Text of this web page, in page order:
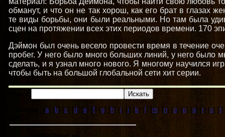
обманут, и что он не так хорош, как его брат в глазах
те виды борьбы, они были реальными. Но там была
сцен на протяжении всех этих периодов времени. 170
Дэймон был очень весело провести время в течение
пробег. У него было много больших линий, у него было
сделать, и я узнал много нового. Я многому научился
чтобы быть на большой глобальной сети хит серии.
a] [ b c d e f ] [g h ] [i] [ j ] [ k] [ ] [ m] [ n ] [o ] [p] [ q ] [r] [s] [t]